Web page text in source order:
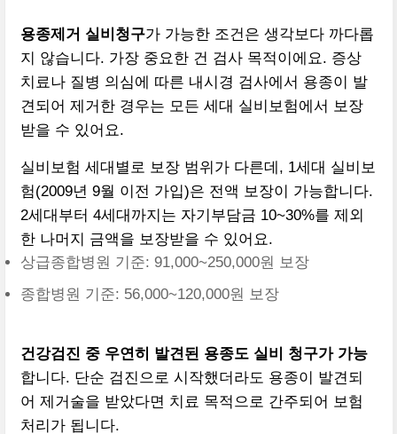
용종제거 실비청구가 가능한 조건은 생각보다 까다롭
지 않습니다. 가장 중요한 건 검사 목적이에요. 증상
치료나 질병 의심에 따른 내시경 검사에서 용종이 발
견되어 제거한 경우는 모든 세대 실비보험에서 보장
받을 수 있어요.
실비보험 세대별로 보장 범위가 다른데, 1세대 실비보
험(2009년 9월 이전 가입)은 전액 보장이 가능합니다.
2세대부터 4세대까지는 자기부담금 10~30%를 제외
한 나머지 금액을 보장받을 수 있어요.
상급종합병원 기준: 91,000~250,000원 보장
종합병원 기준: 56,000~120,000원 보장
건강검진 중 우연히 발견된 용종도 실비 청구가 가능
합니다. 단순 검진으로 시작했더라도 용종이 발견되
어 제거술을 받았다면 치료 목적으로 간주되어 보험
처리가 됩니다.